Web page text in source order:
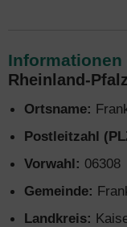
Informationen
Rheinland-
Ortsname:
Postleitzahl
Vorwahl: 06308
Gemeinde:
Landkreis: